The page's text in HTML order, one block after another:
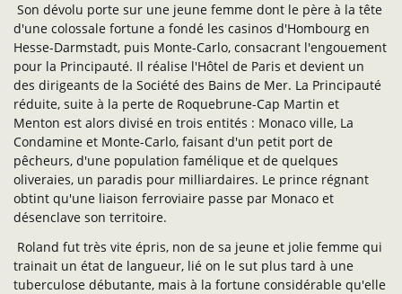
Son dévolu porte sur une jeune femme dont le père à la tête
d'une colossale fortune a fondé les casinos d'Hombourg en
Hesse-Darmstadt, puis Monte-Carlo, consacrant l'engouement
pour la Principauté. Il réalise l'Hôtel de Paris et devient un
des dirigeants de la Société des Bains de Mer. La Principauté
réduite, suite à la perte de Roquebrune-Cap Martin et
Menton est alors divisé en trois entités : Monaco ville, La
Condamine et Monte-Carlo, faisant d'un petit port de
pêcheurs, d'une population famélique et de quelques
oliveraies, un paradis pour milliardaires. Le prince régnant
obtint qu'une liaison ferroviaire passe par Monaco et
désenclave son territoire.
Roland fut très vite épris, non de sa jeune et jolie femme qui
trainait un état de langueur, lié on le sut plus tard à une
tuberculose débutante, mais à la fortune considérable qu'elle